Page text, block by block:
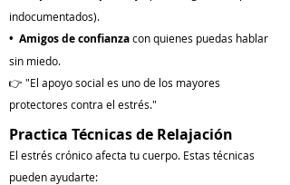
indocumentados).
• Amigos de confianzacon quienes puedas hablar
sin miedo.
👉 "El apoyo social es uno de los mayores
protectores contra el estrés."
Practica Técnicas de Relajación
El estrés crónico afecta tu cuerpo. Estas técnicas
pueden ayudarte: